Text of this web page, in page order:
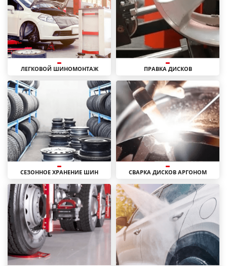
ЛЕГКОВОЙ ШИНОМОНТАЖ ПРАВКА ДИСКОВ
СЕЗОННОЕ ХРАНЕНИЕ ШИН СВАРКА ДИСКОВ АРГОНОМ